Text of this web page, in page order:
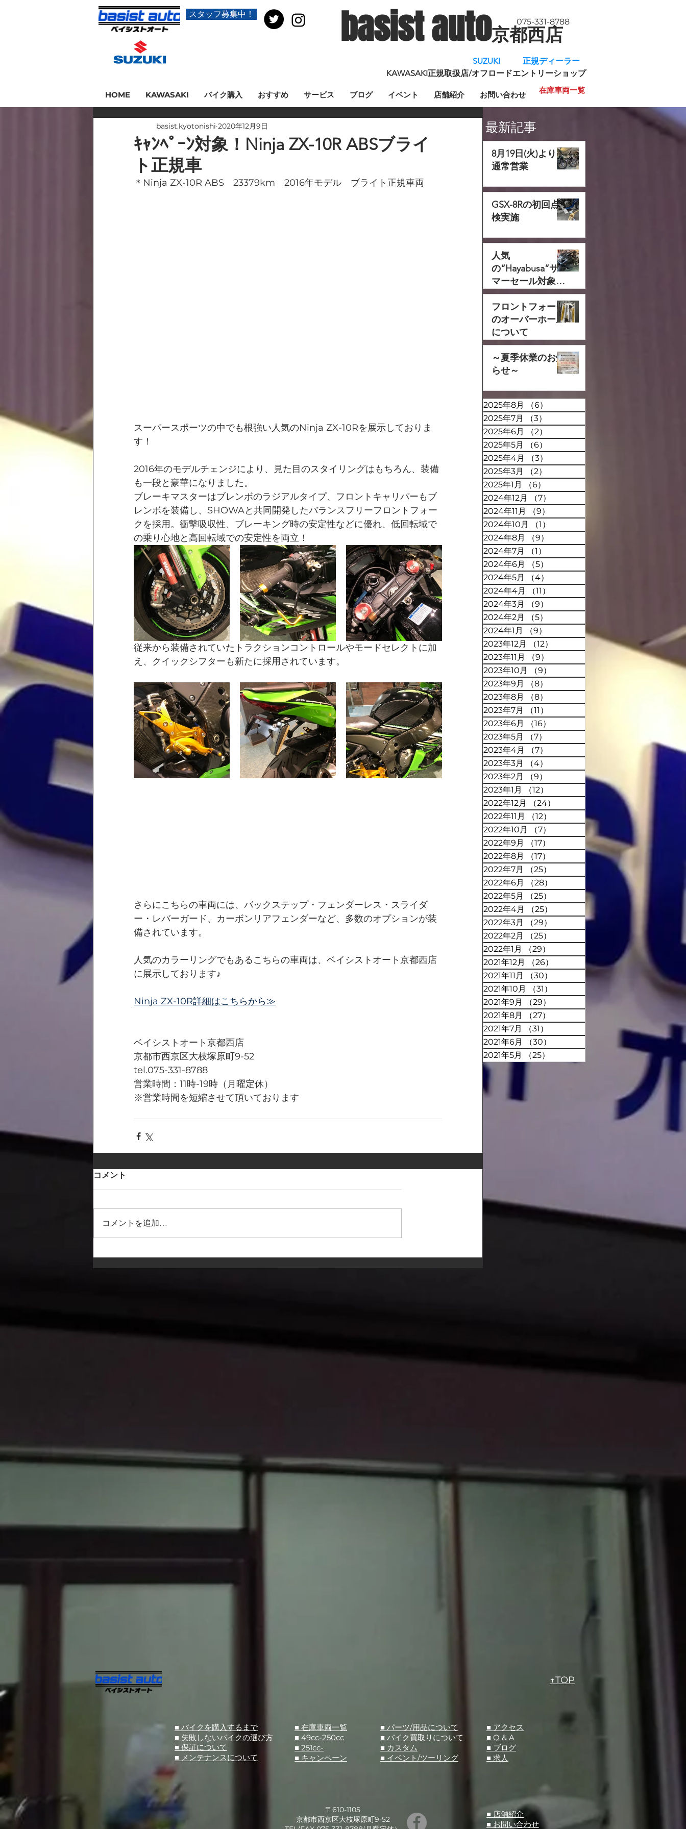
スタッフ募集中！ basist auto京都西店
075-331-8788
SUZUKI 正規ディーラー
KAWASAKI正規取扱店/オフロードエントリーショップ
HOME KAWASAKI バイク購入 おすすめ サービス ブログ イベント 店舗紹介 お問い合わせ 在庫車両一覧
最新記事
8月19日(火)より
通常営業
GSX-8Rの初回点
検実施
人気
の“Hayabusa”サ
マーセール対象で
す‼
フロントフォーク
のオーバーホール
について
～夏季休業のお知
らせ～
2025年8月 （6）
2025年7月
（3）
2025年6月
（2）
2025年5月
（6）
2025年4月
（3）
2025年3月
（2）
2025年1月
（6）
2024年12月
（7）
2024年11月
（9）
2024年10月
（1）
2024年8月
（9）
2024年7月
（1）
2024年6月
（5）
2024年5月
（4）
2024年4月
（11）
2024年3月
（9）
2024年2月
（5）
2024年1月
（9）
2023年12月
（12）
2023年11月
（9）
2023年10月
（9）
2023年9月
（8）
2023年8月
（8）
2023年7月
（11）
2023年6月
（16）
2023年5月
（7）
2023年4月
（7）
2023年3月
（4）
2023年2月
（9）
2023年1月
（12）
2022年12月
（24）
2022年11月
（12）
12件の記事
2022年10月
（7）
7件の記事
2022年9月
（17）
17件の記事
2022年8月
（17）
17件の記事
2022年7月
（25）
2022年6月
（28）
2022年5月
（25）
25件の記事
2022年4月
（25）
25件の記事
2022年3月
（29）
29件の記事
2022年2月
（25）
2022年1月
（29）
2021年12月
（26）
26件の記事
2021年11月
（30）
30件の記事
2021年10月
（31）
2021年9月
（29）
2021年8月
（27）
2021年7月
（31）
2021年6月
（30）
2021年5月
（25）
ｷｬﾝﾍﾟｰﾝ対象！Ninja ZX-10R ABSブライ
ト正規車
basist.kyotonishi 2020年12月9日
＊Ninja ZX-10R ABS　23379km　2016年モデル　ブライト正規車両
スーパースポーツの中でも根強い人気のNinja ZX-10Rを展示しておりま
す！
2016年のモデルチェンジにより、見た目のスタイリングはもちろん、装備
も一段と豪華になりました。
ブレーキマスターはブレンボのラジアルタイプ、フロントキャリパーもブ
レンボを装備し、SHOWAと共同開発したバランスフリーフロントフォー
クを採用。衝撃吸収性、ブレーキング時の安定性などに優れ、低回転域で
の乗り心地と高回転域での安定性を両立！
従来から装備されていたトラクションコントロールやモードセレクトに加
え、クイックシフターも新たに採用されています。
さらにこちらの車両には、バックステップ・フェンダーレス・スライダ
ー・レバーガード、カーボンリアフェンダーなど、多数のオプションが装
備されています。
人気のカラーリングでもあるこちらの車両は、ベイシストオート京都西店
に展示しております♪
Ninja ZX-10R詳細はこちらから≫
ベイシストオート京都西店
京都市西京区大枝塚原町9-52
tel.075-331-8788
営業時間：11時-19時（月曜定休）
※営業時間を短縮させて頂いております
コメント
コメントを追加…
■ バイクを購入するまで
■ 失敗しないバイクの選び方
■ 保証について
■ メンテナンスについて
■ 在庫車両一覧
■ 49cc-250cc
■ 251cc-
■ キャンペーン
■ パーツ/用品について
​■ バイク買取りについて
​■ カスタム
​■ イベント/ツーリング
〒610-1105
京都市西京区大枝塚原町9-52
↑TOP
​■ アクセス
■ Q & A
​■ ブログ
​■ 求人
​■ 店舗紹介
■ お問い合わせ